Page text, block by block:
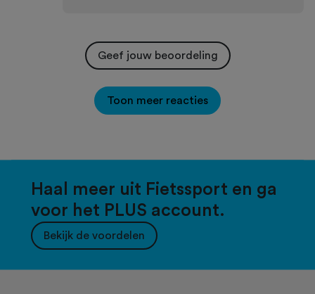
Geef jouw beoordeling
Toon meer reacties
Haal meer uit Fietssport en ga
voor het PLUS account.
Bekijk de voordelen